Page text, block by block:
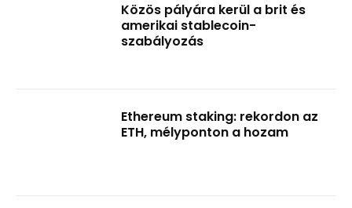
Közös pályára kerül a brit és
amerikai stablecoin-
szabályozás
Ethereum staking: rekordon az
ETH, mélyponton a hozam